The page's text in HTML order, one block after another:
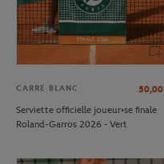
CARRE BLANC 50,00
Serviette officielle joueur•se finale
Roland-Garros 2026 - Vert